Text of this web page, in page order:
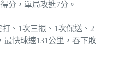
分，單局攻進7分。
、1次三振、1次保送、2
最快球速131公里，吞下敗